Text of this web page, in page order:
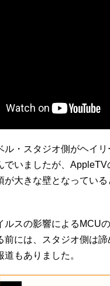
ル・スタジオ側がヘイ
でいましたが、AppleTV
が大きな壁となっている
ルスの影響によるMCU
前には、スタジオ側は
道もありました。